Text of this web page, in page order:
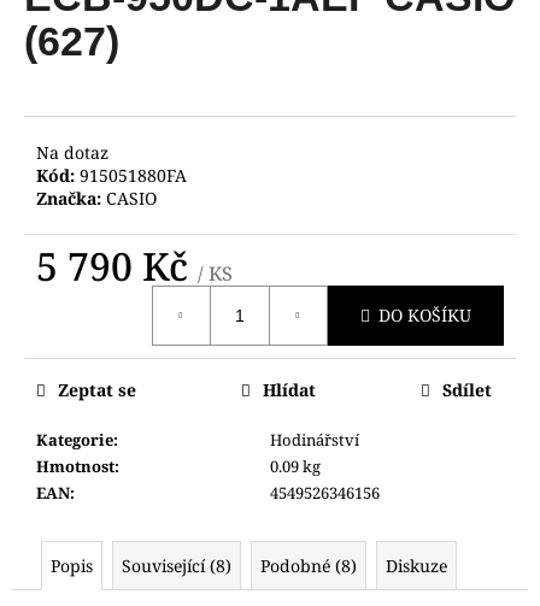
0,0
z
5
(627)
Na dotaz
Kód: 915051880FA
Značka: CASIO
5 790 Kč / KS
DO KOŠÍKU
Kategorie:
Hodinářství
Hmotnost:
0.09 kg
EAN: 4549526346156
Zeptat se Hlídat Sdílet
Popis Související (8) Podobné (8) Diskuze
a
j
t
?
HLEDAT
D
p
o
j